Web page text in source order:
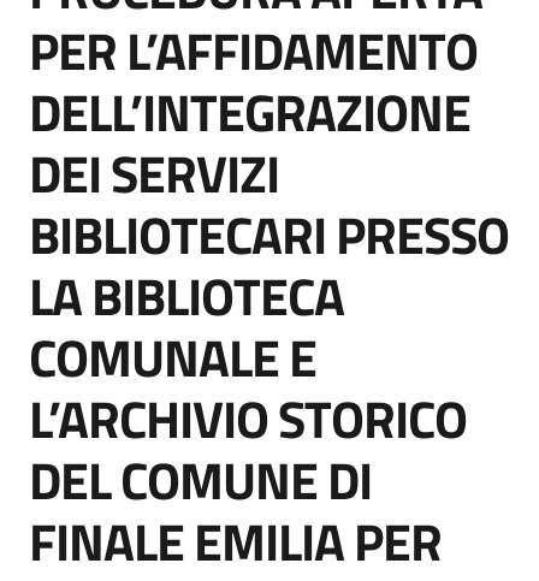
Supporto
Piattaforme
telematiche
English
site
Seguici
su
PER L’AFFIDAMENTO
DELL’INTEGRAZIONE
DEI SERVIZI
BIBLIOTECARI PRESSO
LA BIBLIOTECA
COMUNALE E
L’ARCHIVIO STORICO
DEL COMUNE DI
FINALE EMILIA PER